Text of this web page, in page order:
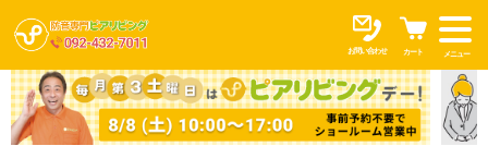
お問い合わせ カート メニュー